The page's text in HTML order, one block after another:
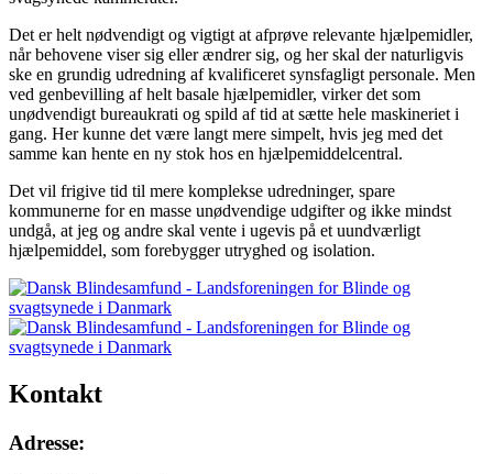
Det er helt nødvendigt og vigtigt at afprøve relevante hjælpemidler,
når behovene viser sig eller ændrer sig, og her skal der naturligvis
ske en grundig udredning af kvalificeret synsfagligt personale. Men
ved genbevilling af helt basale hjælpemidler, virker det som
unødvendigt bureaukrati og spild af tid at sætte hele maskineriet i
gang. Her kunne det være langt mere simpelt, hvis jeg med det
samme kan hente en ny stok hos en hjælpemiddelcentral.
Det vil frigive tid til mere komplekse udredninger, spare
kommunerne for en masse unødvendige udgifter og ikke mindst
undgå, at jeg og andre skal vente i ugevis på et uundværligt
hjælpemiddel, som forebygger utryghed og isolation.
Kontakt
Adresse: